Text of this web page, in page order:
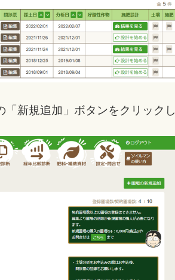
新規追加」ボタンをクリックし